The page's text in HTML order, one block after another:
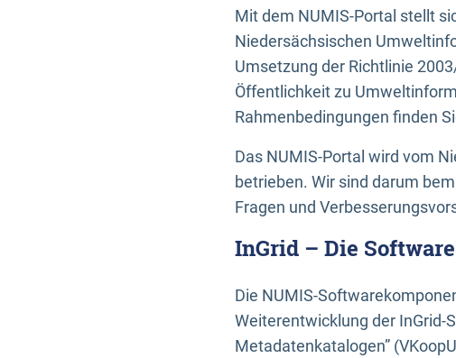
Mit dem NUMIS-Portal stellt
Niedersächsischen
Umsetzung der Richtlinie
Öffentlichkeit zu
Rahmenbedingungen finden
Das NUMIS-Portal wird vom
betrieben. Wir sind darum
Fragen und
InGrid – Die
Die NUMIS-
Weiterentwicklung der
Metadatenkatalogen”